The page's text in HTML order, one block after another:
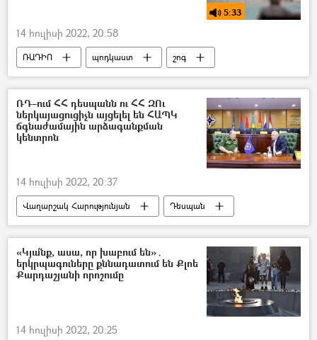
5:33
14 հուլիսի 2022, 20:58
ՌԱԴԻՈ պոդկաստ
շոգ
Երևան
ամառ բժիշկ
ՌԴ–ում ՀՀ դեսպանն ու ՀՀ ԶՈւ
ներկայացուցիչն այցելել են ՀԱՊԿ
ճգնաժամային արձագանքման
կենտրոն
14 հուլիսի 2022, 20:37
Վաղարշակ Հարությունյան
Դեսպան
Ռուսաստան
Զինված ուժեր
«Կյա՛նք, ասա, որ խաբում են»․
երկրպագուները քննադատում են Քլոե
Քարդաշյանի որոշումը
14 հուլիսի 2022, 20:25